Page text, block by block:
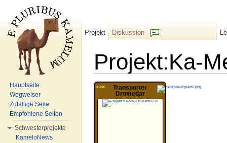
Projekt:Ka-
# 216
Transporter
Dromedar
Projekt
Diskussion
Hauptseite
Wegweiser
Zufällige Seite
Empfohlene Seiten
Schwesterprojekte
KameloNews